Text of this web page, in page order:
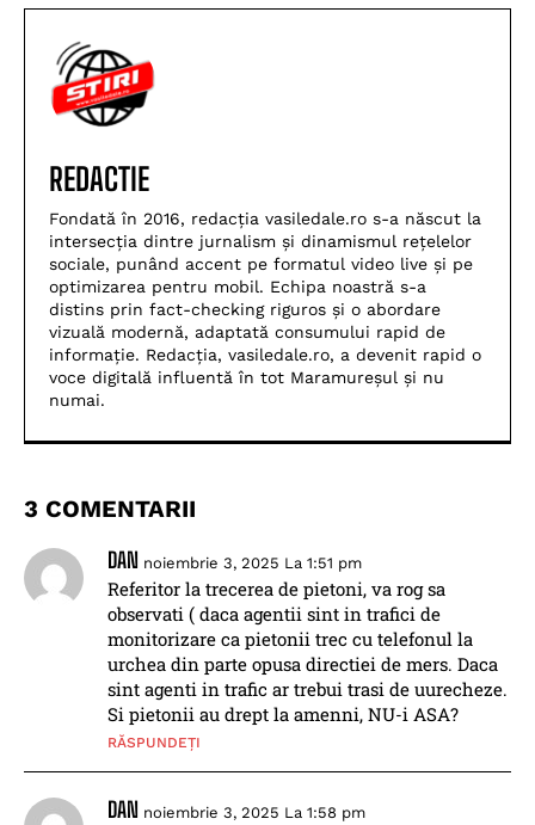
REDACTIE
Fondată în 2016, redacția vasiledale.ro s-a născut la
intersecția dintre jurnalism și dinamismul rețelelor
sociale, punând accent pe formatul video live și pe
optimizarea pentru mobil. Echipa noastră s-a
distins prin fact-checking riguros și o abordare
vizuală modernă, adaptată consumului rapid de
informație. Redacția, vasiledale.ro, a devenit rapid o
voce digitală influentă în tot Maramureșul și nu
numai.
3 COMENTARII
DAN noiembrie 3, 2025 La 1:51 pm
Referitor la trecerea de pietoni, va rog sa
observati ( daca agentii sint in trafici de
monitorizare ca pietonii trec cu telefonul la
urchea din parte opusa directiei de mers. Daca
sint agenti in trafic ar trebui trasi de uurecheze.
Si pietonii au drept la amenni, NU-i ASA?
RĂSPUNDEȚI
DAN noiembrie 3, 2025 La 1:58 pm